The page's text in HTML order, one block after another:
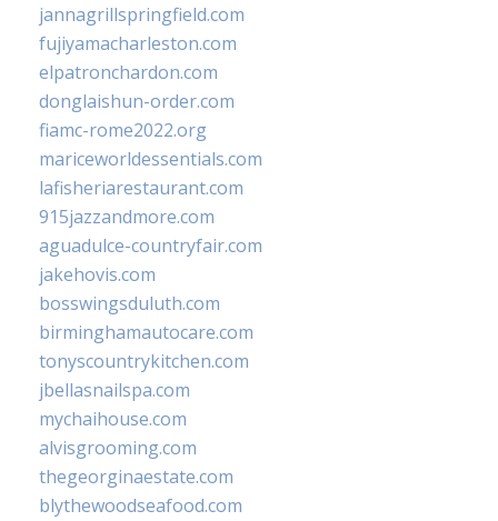
jannagrillspringfield.com
fujiyamacharleston.com
elpatronchardon.com
donglaishun-order.com
fiamc-rome2022.org
mariceworldessentials.com
lafisheriarestaurant.com
915jazzandmore.com
aguadulce-countryfair.com
jakehovis.com
bosswingsduluth.com
birminghamautocare.com
tonyscountrykitchen.com
jbellasnailspa.com
mychaihouse.com
alvisgrooming.com
thegeorginaestate.com
blythewoodseafood.com